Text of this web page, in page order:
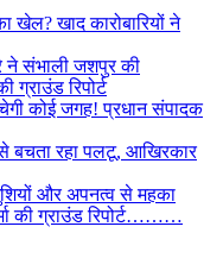
खाद कारोबारियों ने
ने संभाली जशपुर की
रिपोर्ट
कोई जगह! प्रधान संपादक
रहा पलटू, आखिरकार
और अपनत्व से महका
की ग्राउंड रिपोर्ट………